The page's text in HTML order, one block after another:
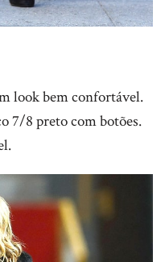
look bem confortável.
7/8 preto com botões.